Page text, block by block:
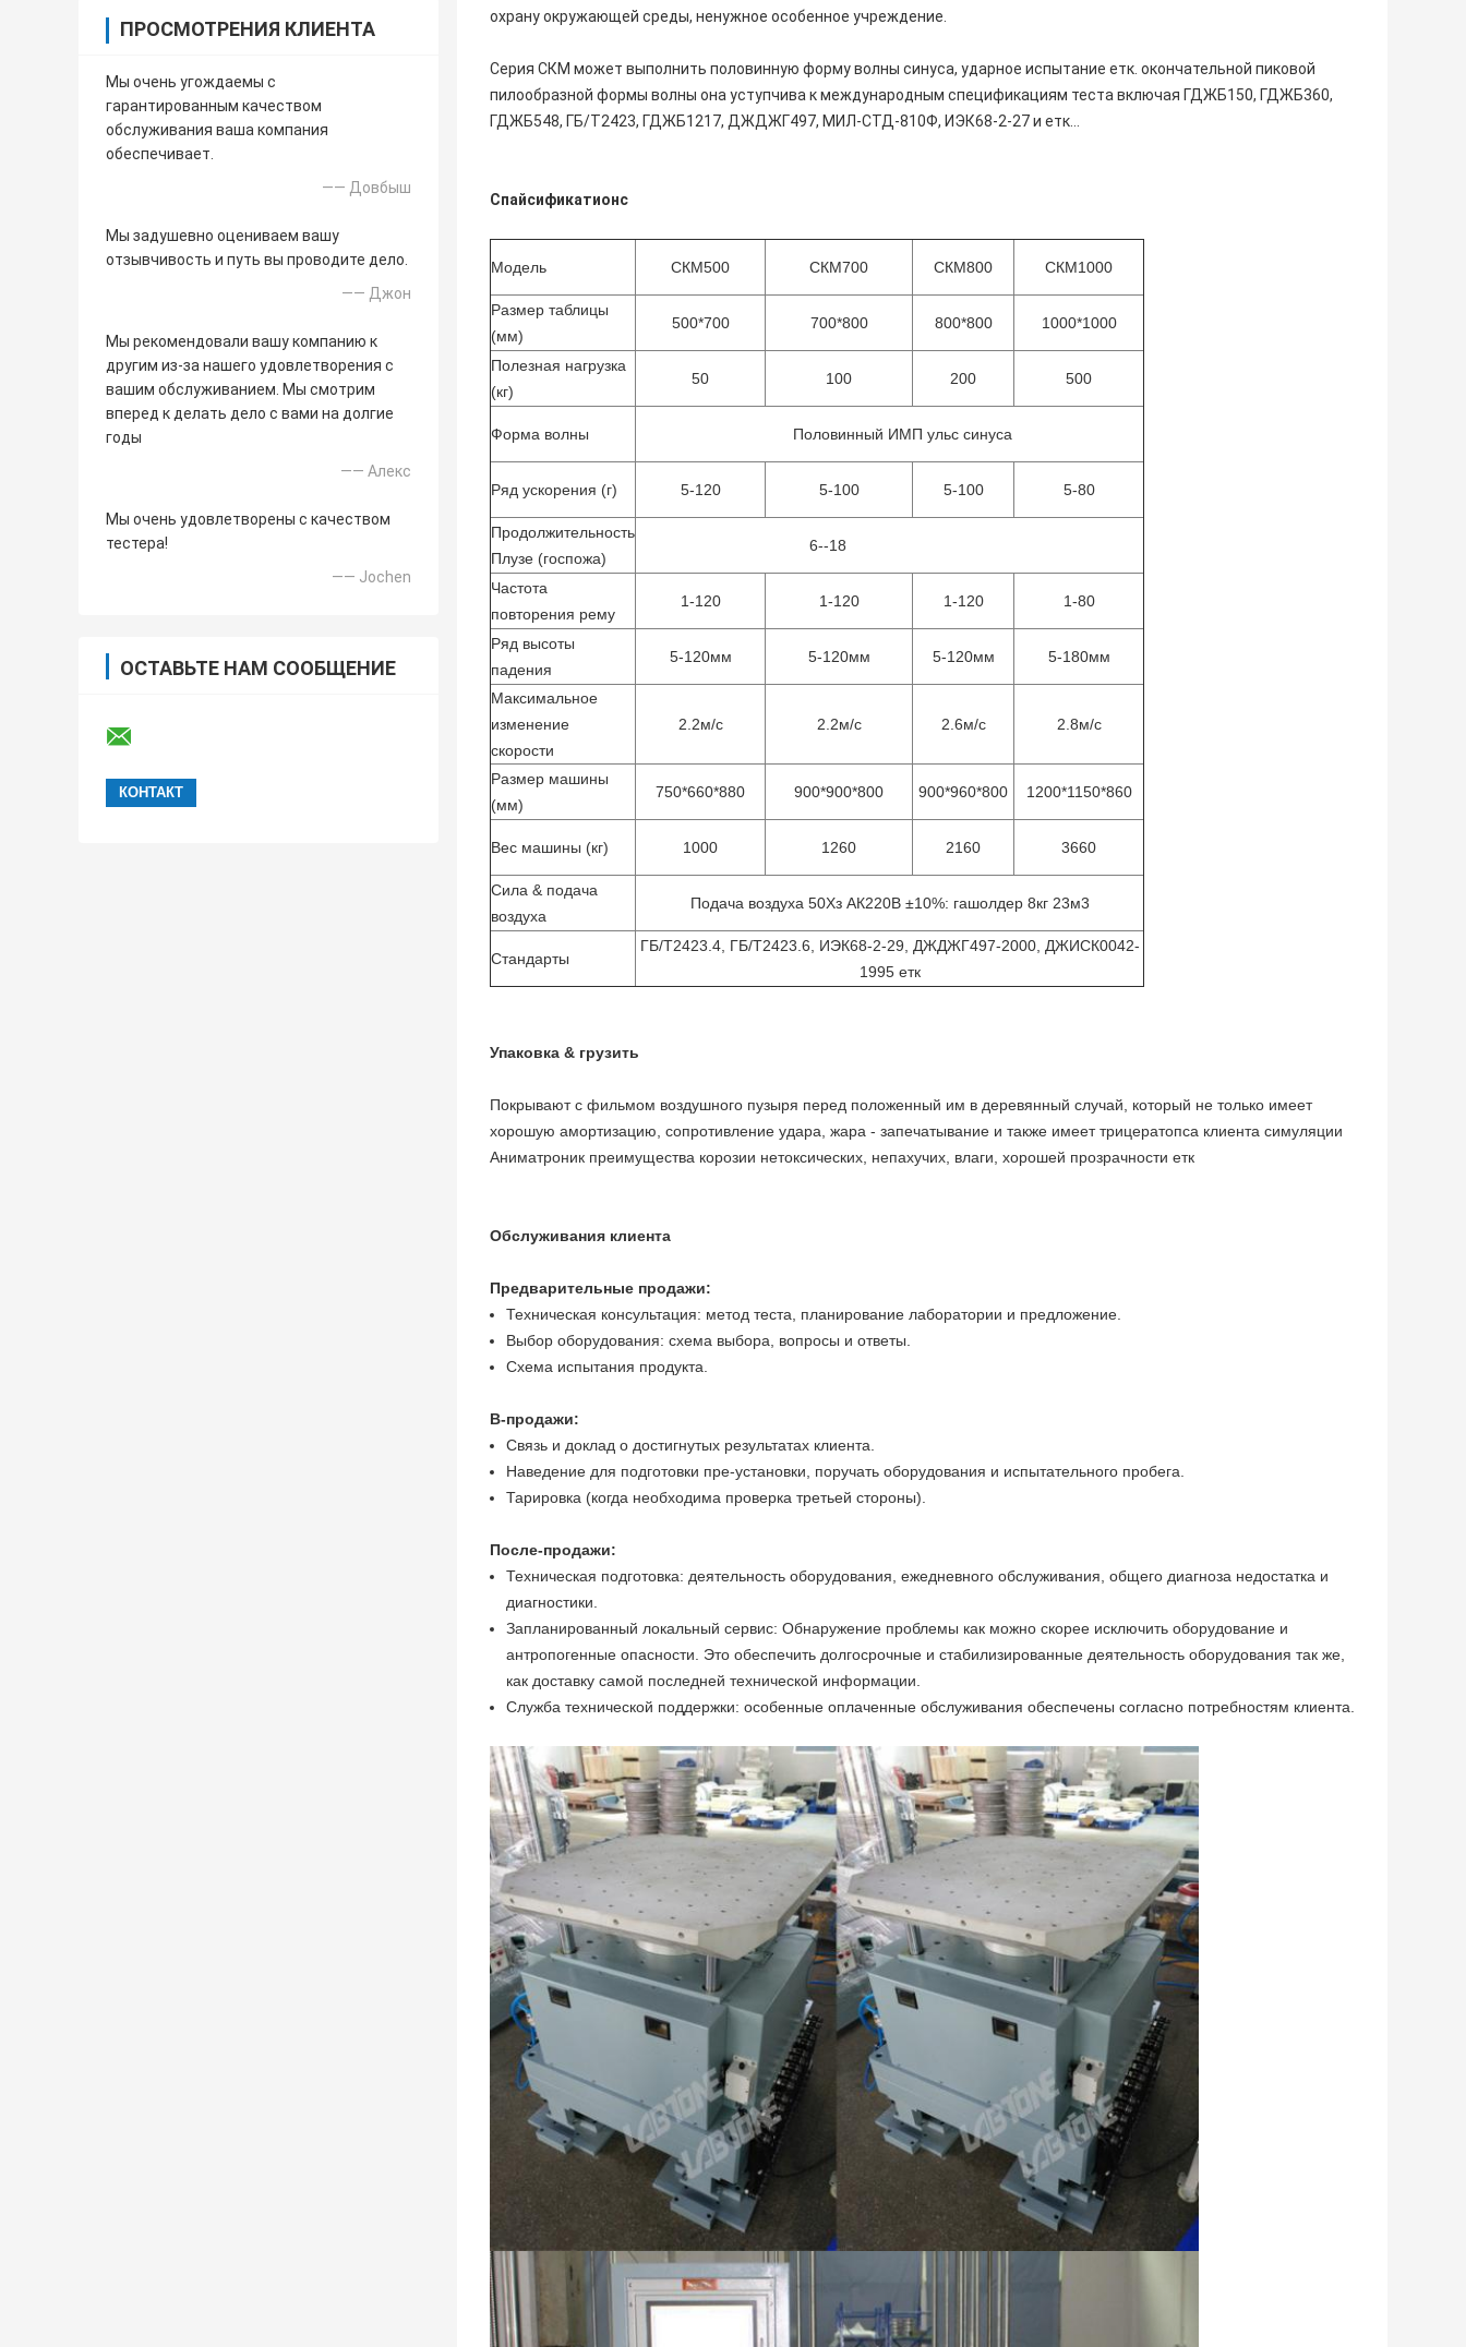
ПРОСМОТРЕНИЯ КЛИЕНТА
Мы очень угождаемы с
гарантированным качеством
обслуживания ваша компания
обеспечивает.
—— Довбыш
Мы задушевно оцениваем вашу
отзывчивость и путь вы проводите дело.
—— Джон
Мы рекомендовали вашу компанию к
другим из-за нашего удовлетворения с
вашим обслуживанием. Мы смотрим
вперед к делать дело с вами на долгие
годы
—— Алекс
Мы очень удовлетворены с качеством
тестера!
—— Jochen
ОСТАВЬТЕ НАМ СООБЩЕНИЕ
охрану окружающей среды, ненужное особенное учреждение.
Серия СКМ может выполнить половинную форму волны синуса, ударное испытание етк. окончательной пиковой
пилообразной формы волны она уступчива к международным спецификациям теста включая ГДЖБ150, ГДЖБ360,
ГДЖБ548, ГБ/Т2423, ГДЖБ1217, ДЖДЖГ497, МИЛ-СТД-810Ф, ИЭК68-2-27 и етк…
Спайсификатионс
Модель СКМ500 СКМ700 СКМ800 СКМ1000
Размер таблицы
(мм)
500*700 700*800 800*800 1000*1000
Полезная нагрузка
(кг)
50 100 200 500
Форма волны Половинный ИМП ульс синуса
Ряд ускорения (г) 5-120 5-100 5-100 5-80
Продолжительность
Плузе (госпожа)
6--18
Частота
повторения рему
1-120 1-120 1-120 1-80
Ряд высоты
падения
5-120мм 5-120мм 5-120мм 5-180мм
Максимальное
изменение
скорости
2.2м/с 2.2м/с 2.6м/с 2.8м/с
Размер машины
(мм)
750*660*880 900*900*800 900*960*800 1200*1150*860
Вес машины (кг) 1000 1260 2160 3660
Сила & подача
воздуха
Подача воздуха 50Хз АК220В ±10%: гашолдер 8кг 23м3
Стандарты
ГБ/Т2423.4, ГБ/Т2423.6, ИЭК68-2-29, ДЖДЖГ497-2000, ДЖИСК0042-
1995 етк
Упаковка & грузить
Покрывают с фильмом воздушного пузыря перед положенный им в деревянный случай, который не только имеет
хорошую амортизацию, сопротивление удара, жара - запечатывание и также имеет трицератопса клиента симуляции
Аниматроник преимущества корозии нетоксических, непахучих, влаги, хорошей прозрачности етк
Обслуживания клиента
Предварительные продажи:
Техническая консультация: метод теста, планирование лаборатории и предложение.
Выбор оборудования: схема выбора, вопросы и ответы.
Схема испытания продукта.
В-продажи:
Связь и доклад о достигнутых результатах клиента.
Наведение для подготовки пре-установки, поручать оборудования и испытательного пробега.
Тарировка (когда необходима проверка третьей стороны).
После-продажи:
Техническая подготовка: деятельность оборудования, ежедневного обслуживания, общего диагноза недостатка и
диагностики.
Запланированный локальный сервис: Обнаружение проблемы как можно скорее исключить оборудование и
антропогенные опасности. Это обеспечить долгосрочные и стабилизированные деятельность оборудования так же,
как доставку самой последней технической информации.
Служба технической поддержки: особенные оплаченные обслуживания обеспечены согласно потребностям клиента.